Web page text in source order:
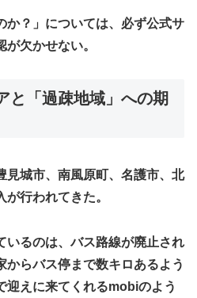
か？」については、必ず公式サ
欠かせない。
と「過疎地域」への期
見城市、南風原町、名護市、北
行われてきた。
いるのは、バス路線が廃止され
からバス停まで数キロあるよう
迎えに来てくれるmobiのよう